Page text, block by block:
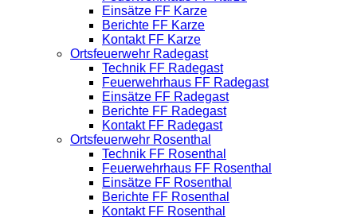
Einsätze FF Karze
Berichte FF Karze
Kontakt FF Karze
Ortsfeuerwehr Radegast
Technik FF Radegast
Feuerwehrhaus FF Radegast
Einsätze FF Radegast
Berichte FF Radegast
Kontakt FF Radegast
Ortsfeuerwehr Rosenthal
Technik FF Rosenthal
Feuerwehrhaus FF Rosenthal
Einsätze FF Rosenthal
Berichte FF Rosenthal
Kontakt FF Rosenthal